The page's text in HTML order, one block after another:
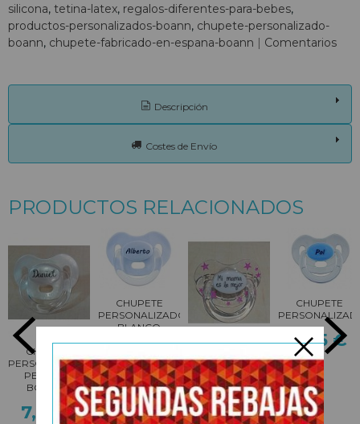
silicona tetina-latex regalos-diferentes-para-bebes
productos-personalizados-boann chupete-personalizado-
boann chupete-fabricado-en-espana-boann | Comentarios
Descripción
Costes de Envío
PRODUCTOS RELACIONADOS
CHUPETE
PERSONALIZADO
PERLADO
BOANN...
7,95 €
CHUPETE
PERSONALIZADO
BLANCO
7,95 €
PERSONALIZADO
TRANSPARENTE...
7,95 €
CHUPETE
7,95 €